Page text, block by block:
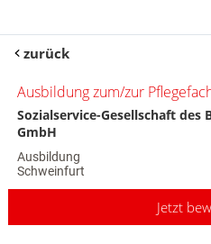
zurück
Ausbildung zum/zur
Sozialservice-Gesellschaft des
GmbH
Ausbildung
Schweinfurt
Jetzt